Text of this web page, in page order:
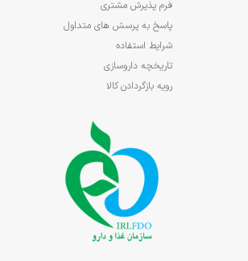
فرم پذیرش مشتری
پاسخ به پرسش های متداول
شرایط استفاده
تاریخچه داروسازی
رویه بازگردادن کالا